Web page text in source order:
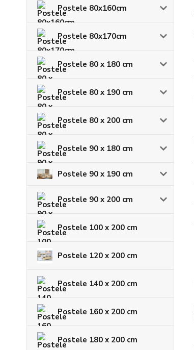
Postele 80x160cm
Postele 80x170cm
Postele 80 x 180 cm
Postele 80 x 190 cm
Postele 80 x 200 cm
Postele 90 x 180 cm
Postele 90 x 190 cm
Postele 90 x 200 cm
Postele 100 x 200 cm
Postele 120 x 200 cm
Postele 140 x 200 cm
Postele 160 x 200 cm
Postele 180 x 200 cm